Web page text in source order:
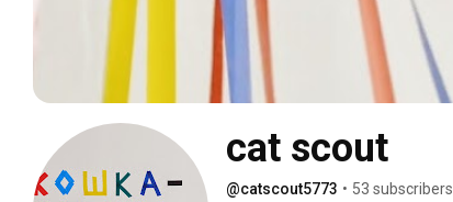
cat scout
@catscout5773 • 53 subscribers